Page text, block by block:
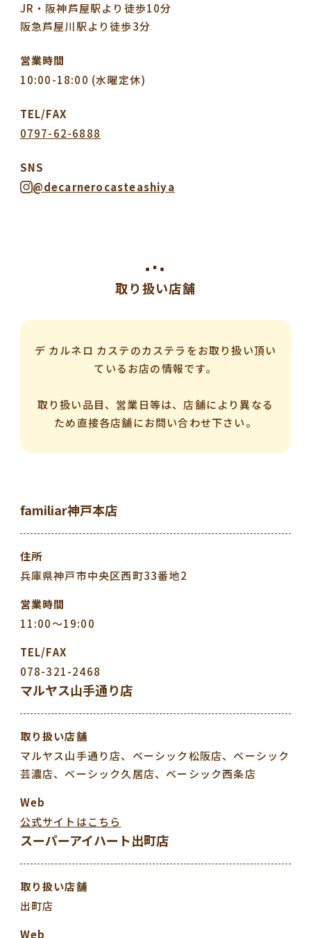
JR・阪神芦屋駅より徒歩10分
阪急芦屋川駅より徒歩3分
営業時間
10:00-18:00 (水曜定休)
TEL/FAX
0797-62-6888
SNS
@decarnerocasteashiya
取り扱い店舗
デ カルネロ カステのカステラをお取り扱い頂い
ているお店の情報です。
取り扱い品目、営業日等は、店舗により異なる
ため直接各店舗にお問い合わせ下さい。
familiar神戸本店
住所
兵庫県神戸市中央区西町33番地2
営業時間
11:00～19:00
TEL/FAX
078-321-2468
マルヤス山手通り店
取り扱い店舗
マルヤス山手通り店、ベーシック松阪店、ベーシック
芸濃店、ベーシック久居店、ベーシック西条店
Web
公式サイトはこちら
スーパーアイハート出町店
取り扱い店舗
出町店
Web